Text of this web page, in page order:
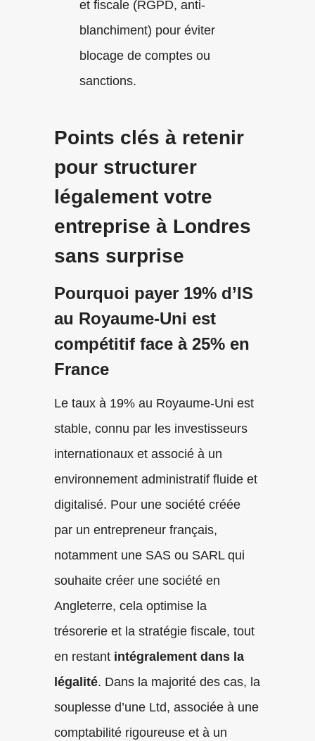
et fiscale (RGPD, anti-
blanchiment) pour éviter
blocage de comptes ou
sanctions.
Points clés à retenir
pour structurer
légalement votre
entreprise à Londres
sans surprise
Pourquoi payer 19% d’IS
au Royaume-Uni est
compétitif face à 25% en
France
Le taux à 19% au Royaume-Uni est
stable, connu par les investisseurs
internationaux et associé à un
environnement administratif fluide et
digitalisé. Pour une société créée
par un entrepreneur français,
notamment une SAS ou SARL qui
souhaite créer une société en
Angleterre, cela optimise la
trésorerie et la stratégie fiscale, tout
en restant intégralement dans la
légalité. Dans la majorité des cas, la
souplesse d’une Ltd, associée à une
comptabilité rigoureuse et à un